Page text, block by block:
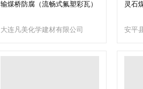
输煤桥防腐（流畅式氟塑彩瓦）
大连凡美化学建材有限公司
灵石
安平
司